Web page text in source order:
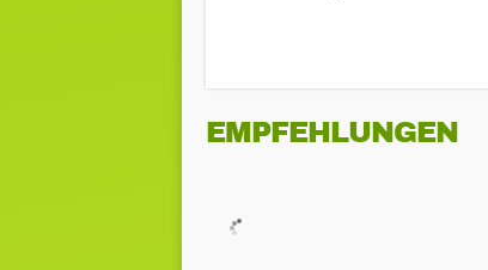
EMPFEHLUNGEN